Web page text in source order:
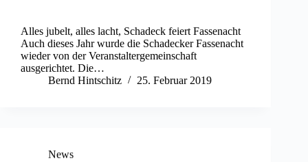
Alles jubelt, alles lacht, Schadeck feiert Fassenacht
Auch dieses Jahr wurde die Schadecker Fassenacht
wieder von der Veranstaltergemeinschaft
ausgerichtet. Die…
Bernd Hintschitz
25. Februar 2019
News